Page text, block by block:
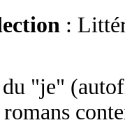
:
"je"